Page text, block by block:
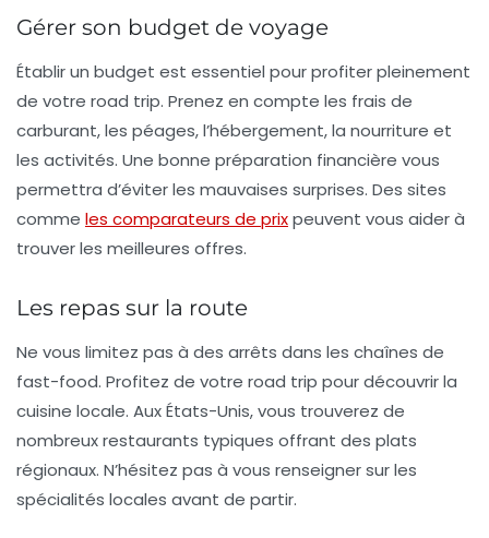
Gérer son budget de voyage
Établir un budget est essentiel pour profiter pleinement
de votre road trip. Prenez en compte les frais de
carburant, les péages, l’hébergement, la nourriture et
les activités. Une bonne préparation financière vous
permettra d’éviter les mauvaises surprises. Des sites
comme les comparateurs de prixpeuvent vous aider à
trouver les meilleures offres.
Les repas sur la route
Ne vous limitez pas à des arrêts dans les chaînes de
fast-food. Profitez de votre road trip pour découvrir la
cuisine locale. Aux États-Unis, vous trouverez de
nombreux restaurants typiques offrant des plats
régionaux. N’hésitez pas à vous renseigner sur les
spécialités locales avant de partir.